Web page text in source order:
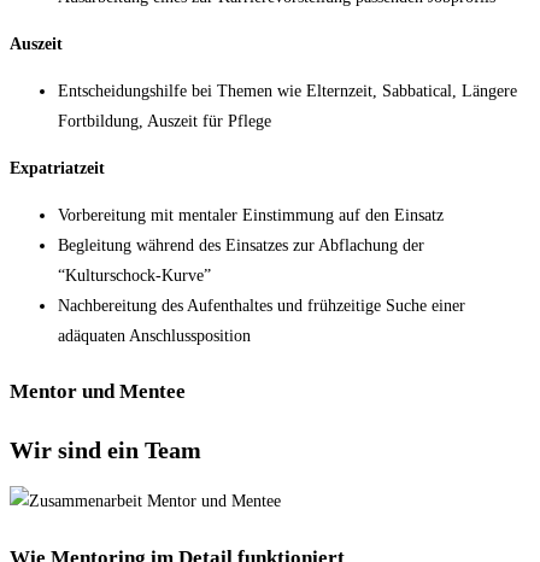
Auszeit
Entscheidungshilfe bei Themen wie Elternzeit, Sabbatical, Längere
Fortbildung, Auszeit für Pflege
Expatriatzeit
Vorbereitung mit mentaler Einstimmung auf den Einsatz
Begleitung während des Einsatzes zur Abflachung der
“Kulturschock-Kurve”
Nachbereitung des Aufenthaltes und frühzeitige Suche einer
adäquaten Anschlussposition
Mentor und Mentee
Wir sind ein Team